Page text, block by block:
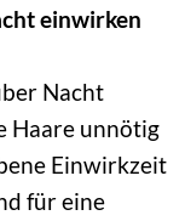
einwirken
Nacht
Haare unnötig
Einwirkzeit
für eine